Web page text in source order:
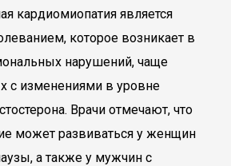
кардиомиопатия является
которое возникает в
нарушений, чаще
с изменениями в уровне
Врачи отмечают, что
может развиваться у женщин
а также у мужчин с